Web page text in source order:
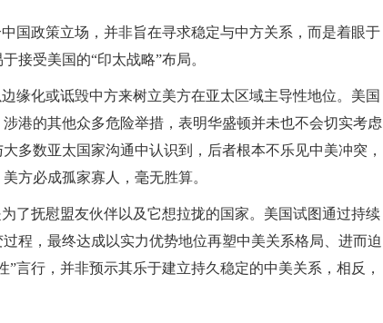
国政策立场，并非旨在寻求稳定与中方关系，而是着眼于
接受美国的“印太战略”布局。
缘化或诋毁中方来树立美方在亚太区域主导性地位。美国
港的其他众多危险举措，表明华盛顿并未也不会切实考虑
多数亚太国家沟通中认识到，后者根本不乐见中美冲突，
方必成孤家寡人，毫无胜算。
了抚慰盟友伙伴以及它想拉拢的国家。美国试图通过持续
程，最终达成以实力优势地位再塑中美关系格局、进而迫
言行，并非预示其乐于建立持久稳定的中美关系，相反，